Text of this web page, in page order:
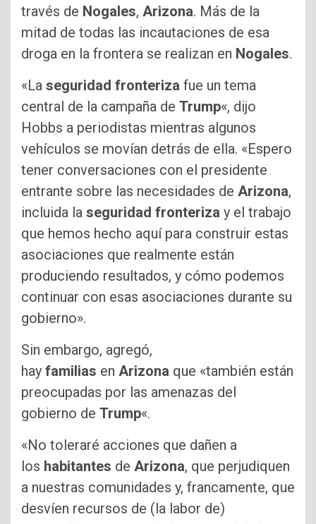
través de Nogales, Arizona. Más de la
mitad de todas las incautaciones de esa
droga en la frontera se realizan en Nogales.
«La seguridad fronteriza fue un tema
central de la campaña de Trump«, dijo
Hobbs a periodistas mientras algunos
vehículos se movían detrás de ella. «Espero
tener conversaciones con el presidente
entrante sobre las necesidades de Arizona,
incluida la seguridad fronteriza y el trabajo
que hemos hecho aquí para construir estas
asociaciones que realmente están
produciendo resultados, y cómo podemos
continuar con esas asociaciones durante su
gobierno».
Sin embargo, agregó,
hay familias en Arizona que «también están
preocupadas por las amenazas del
gobierno de Trump«.
«No toleraré acciones que dañen a
los habitantes de Arizona, que perjudiquen
a nuestras comunidades y, francamente, que
desvíen recursos de (la labor de)